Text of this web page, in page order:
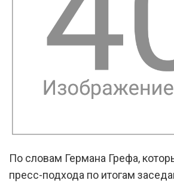
По словам Германа Грефа,
пресс-подхода по итогам